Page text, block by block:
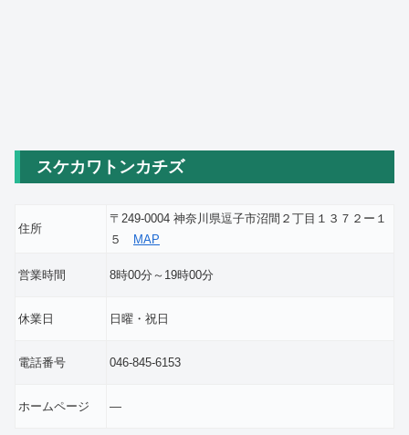
スケカワトンカチズ
住所
〒249-0004 神奈川県逗子市沼間２丁目１３７２ー１
５ MAP
営業時間 8時00分～19時00分
休業日 日曜・祝日
電話番号 046-845-6153
ホームページ ―